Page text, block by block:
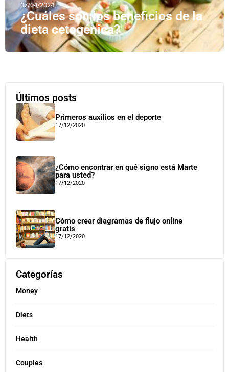
07/04/2024
¿Cuáles son los beneficios de la
dieta cetogénica?
Últimos posts
Primeros auxilios en el deporte
17/12/2020
¿Cómo encontrar en qué signo está Marte
para usted?
17/12/2020
Cómo crear diagramas de flujo online
gratis
17/12/2020
Categorías
Money
Diets
Health
Couples